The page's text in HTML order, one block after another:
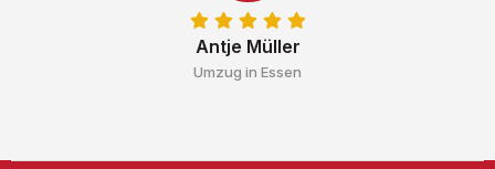
Antje Müller
Umzug in Essen